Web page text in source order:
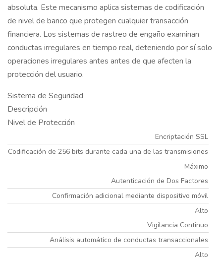
absoluta. Este mecanismo aplica sistemas de codificación
de nivel de banco que protegen cualquier transacción
financiera. Los sistemas de rastreo de engaño examinan
conductas irregulares en tiempo real, deteniendo por sí solo
operaciones irregulares antes antes de que afecten la
protección del usuario.
Sistema de Seguridad
Descripción
Nivel de Protección
Encriptación SSL
Codificación de 256 bits durante cada una de las transmisiones
Máximo
Autenticación de Dos Factores
Confirmación adicional mediante dispositivo móvil
Alto
Vigilancia Continuo
Análisis automático de conductas transaccionales
Alto